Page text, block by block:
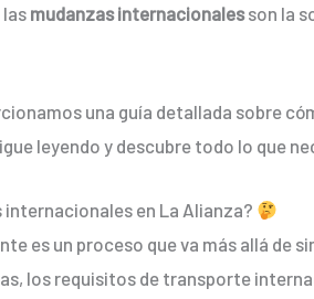
mudanzas internacionalesson la
una guía detallada sobre
leyendo y descubre todo lo que
internacionales en La Alianza?
es un proceso que va más allá
los requisitos de transporte